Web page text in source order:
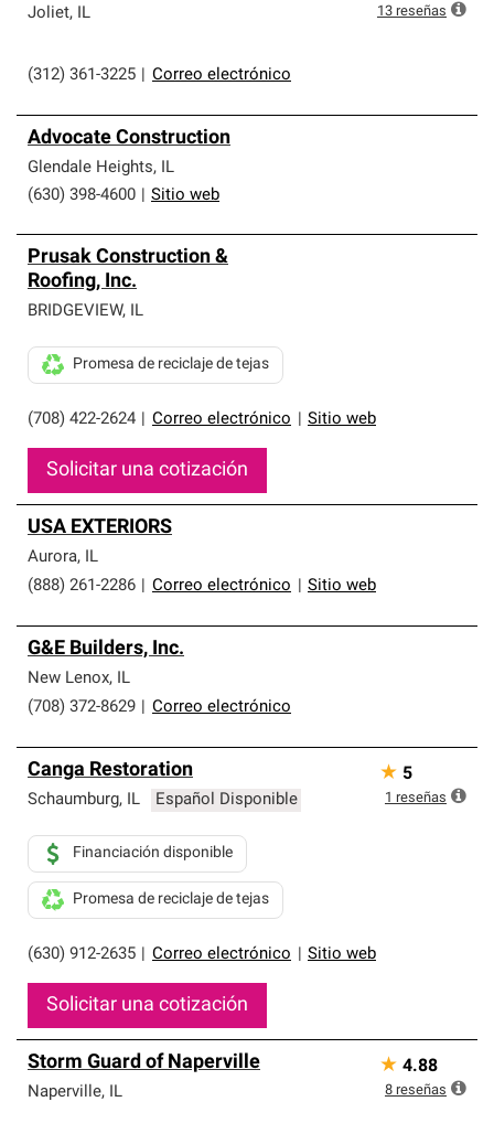
Joliet, IL
(312) 361-3225 Correo electrónico
13 reseñas
Advocate Construction
Glendale Heights, IL
(630) 398-4600
Sitio web
Prusak Construction &
Roofing, Inc.
BRIDGEVIEW, IL
(708) 422-2624 Correo electrónico Sitio web
Promesa de reciclaje de tejas
Solicitar una cotización
USA EXTERIORS
Aurora, IL
(888) 261-2286
Correo electrónico Sitio web
G&E Builders, Inc.
New Lenox, IL
(708) 372-8629
Correo electrónico
Canga Restoration
Schaumburg, IL Español Disponible
(630) 912-2635 Correo electrónico Sitio web
Financiación disponible
Promesa de reciclaje de tejas
Solicitar una cotización
★ 5
1 reseñas
Storm Guard of Naperville
Naperville, IL
★ 4.88
8 reseñas